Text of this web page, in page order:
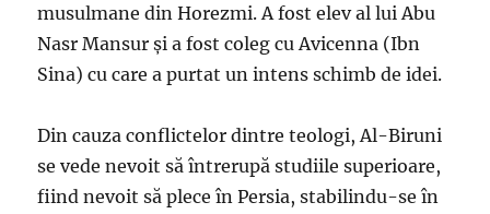
musulmane din Horezmi. A fost elev al lui Abu
Nasr Mansur și a fost coleg cu Avicenna (Ibn
Sina) cu care a purtat un intens schimb de idei.
Din cauza conflictelor dintre teologi, Al-Biruni
se vede nevoit să întrerupă studiile superioare,
fiind nevoit să plece în Persia, stabilindu-se în